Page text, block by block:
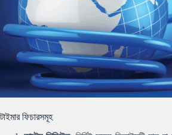
টাইমার ফিচারসমূহ